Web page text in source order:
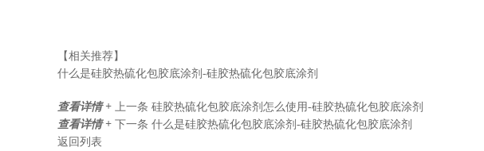
【相关推荐】
什么是硅胶热硫化包胶底涂剂-硅胶热硫化包胶底涂剂
查看详情 + 上一条 硅胶热硫化包胶底涂剂怎么使用-硅胶热硫化包胶底涂剂
查看详情 + 下一条 什么是硅胶热硫化包胶底涂剂-硅胶热硫化包胶底涂剂
返回列表